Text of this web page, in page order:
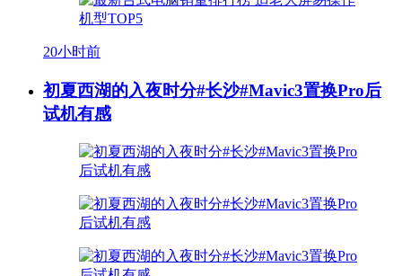
20小时前
初夏西湖的入夜时分#长沙#Mavic3置换Pro后
试机有感